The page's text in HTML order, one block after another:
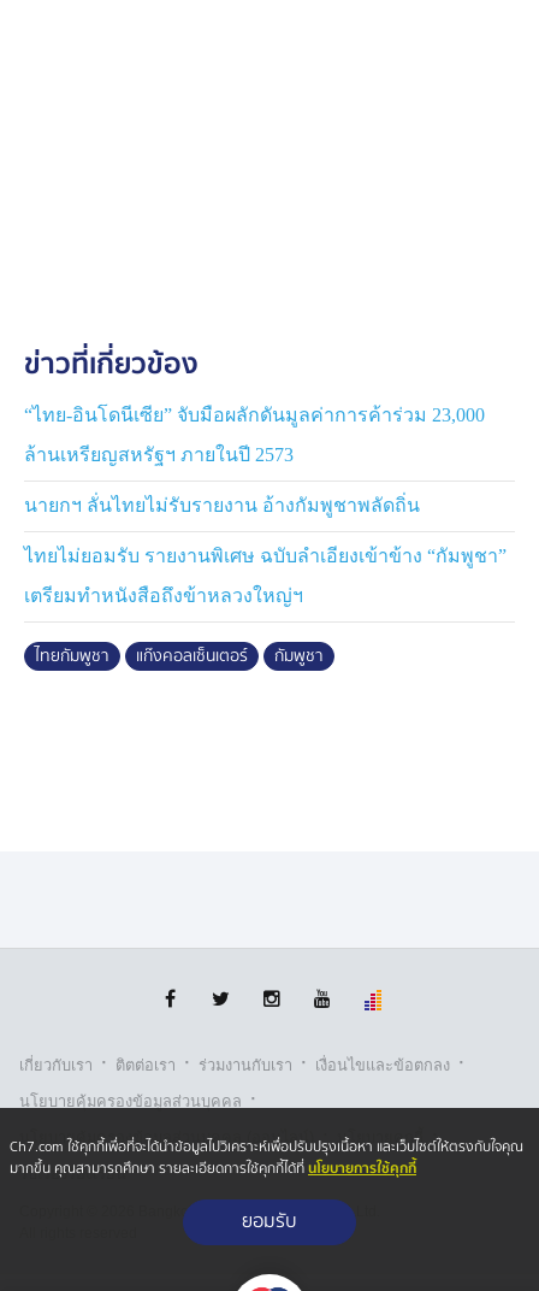
ข่าวที่เกี่ยวข้อง
“ไทย-อินโดนีเซีย” จับมือผลักดันมูลค่าการค้าร่วม 23,000
ล้านเหรียญสหรัฐฯ ภายในปี 2573
นายกฯ ลั่นไทยไม่รับรายงาน อ้างกัมพูชาพลัดถิ่น
ไทยไม่ยอมรับ รายงานพิเศษ ฉบับลำเอียงเข้าข้าง “กัมพูชา”
เตรียมทำหนังสือถึงข้าหลวงใหญ่ฯ
ไทยกัมพูชา แก๊งคอลเซ็นเตอร์ กัมพูชา
เกี่ยวกับเรา · ติตต่อเรา · ร่วมงานกับเรา · เงื่อนไขและข้อตกลง ·
นโยบายคุ้มครองข้อมูลส่วนบุคคล ·
นโยบายคุ้มครองข้อมูลส่วนบุคคล (ออนไลน์) · นโยบายคุกกี้ ·
รับเรื่องร้องเรียน
Copyright © 2026 Bangkok Broadcasting & T.V. Co.,Ltd.
Ch7.com ใช้คุกกี้เพื่อที่จะได้นำข้อมูลไปวิเคราะห์เพื่อปรับปรุงเนื้อหา และเว็บไซต์ให้ตรงกับใจคุณ
มากขึ้น คุณสามารถศึกษา รายละเอียดการใช้คุกกี้ได้ที่นโยบายการใช้คุกกี้
ยอมรับ